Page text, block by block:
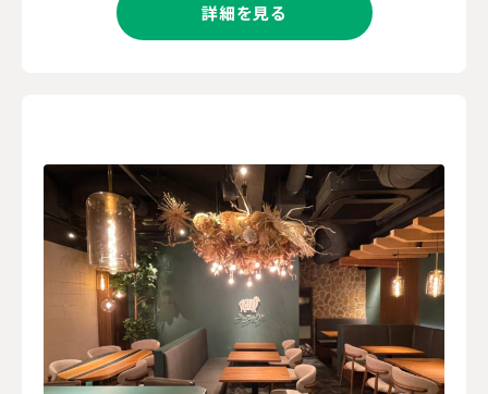
詳細を見る